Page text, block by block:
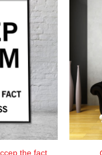
the fact